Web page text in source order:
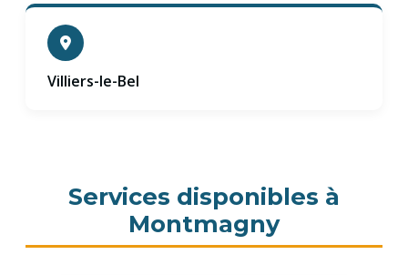
Villiers-le-Bel
Services disponibles à
Montmagny